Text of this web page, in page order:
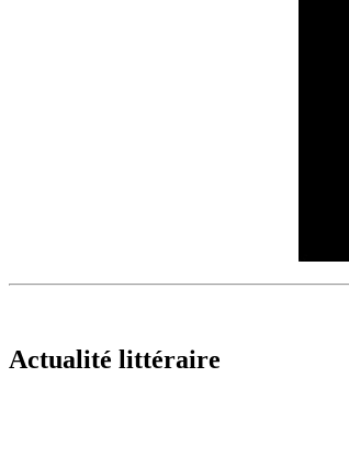
Actualité littéraire